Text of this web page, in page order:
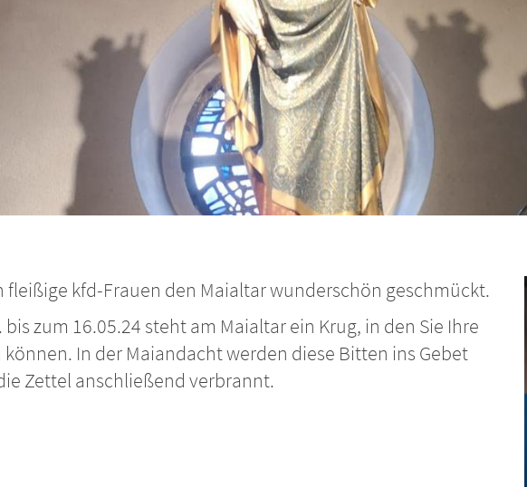
fleißige kfd-Frauen den Maialtar wunderschön geschmückt.
zum 16.05.24 steht am Maialtar ein Krug, in den Sie Ihre
In der Maiandacht werden diese Bitten ins Gebet
Zettel anschließend verbrannt.